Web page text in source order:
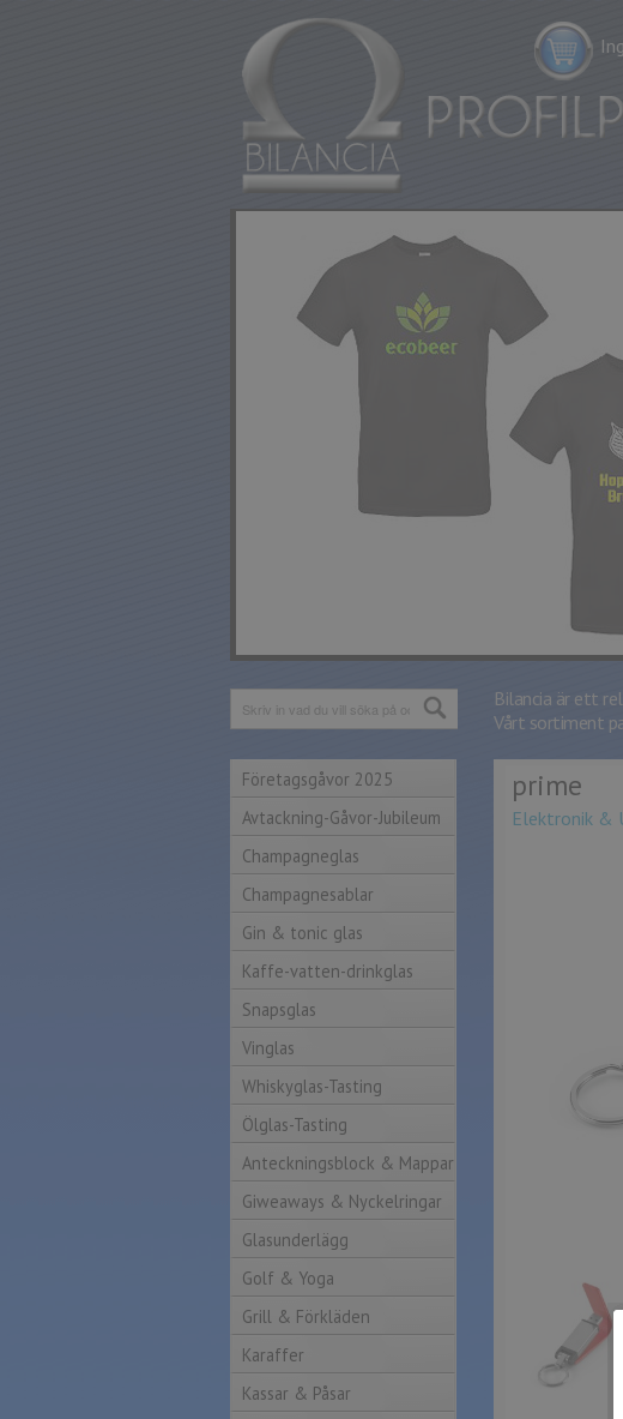
Bilancia är ett
Vårt sortiment
Företagsgåvor 2025
Avtackning-Gåvor-Jubileum
Champagneglas
Champagnesablar
Gin & tonic glas
Kaffe-vatten-drinkglas
Snapsglas
Vinglas
Whiskyglas-Tasting
Ölglas-Tasting
Anteckningsblock & Mappar
Giweaways & Nyckelringar
Glasunderlägg
Golf & Yoga
Grill & Förkläden
Karaffer
Kassar & Påsar
prime
Elektronik &